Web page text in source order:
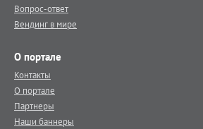
Вопрос-ответ
Вендинг в мире
О портале
Контакты
О портале
Партнеры
Наши баннеры